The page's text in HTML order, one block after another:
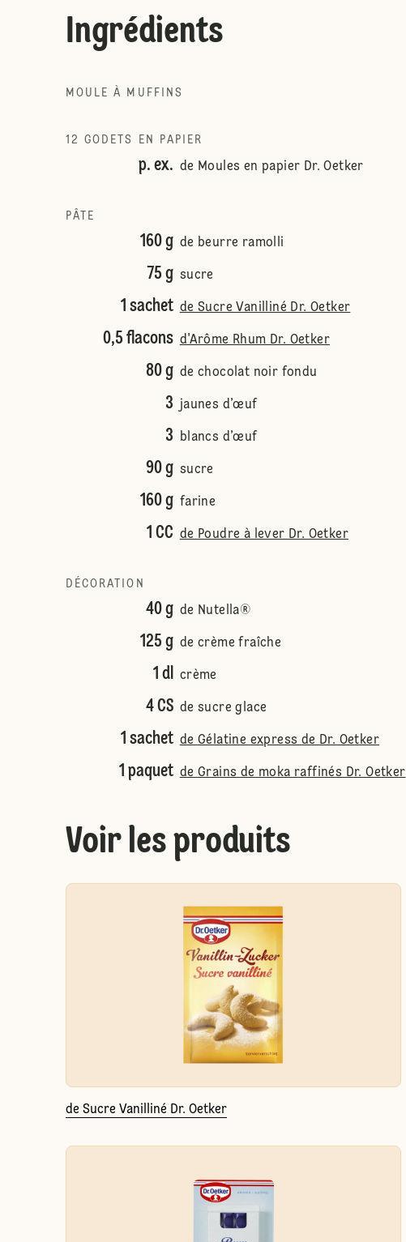
Ingrédients
MOULE À MUFFINS
12 GODETS EN PAPIER
p. ex. de Moules en papier Dr. Oetker
PÂTE
160 g de beurre ramolli
75 g sucre
1 sachet de Sucre Vanilliné Dr. Oetker
0,5 flacons d'Arôme Rhum Dr. Oetker
80 g de chocolat noir fondu
3 jaunes d’œuf
3 blancs d’œuf
90 g sucre
160 g farine
1 CC de Poudre à lever Dr. Oetker
DÉCORATION
40 g de Nutella®
125 g de crème fraîche
1 dl crème
4 CS de sucre glace
1 sachet de Gélatine express de Dr. Oetker
1 paquet de Grains de moka raffinés Dr. Oetker
Voir les produits
de Sucre Vanilliné Dr. Oetker